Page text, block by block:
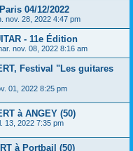
04/12/2022
nov. 28, 2022 4:47 pm
- 11e Édition
nov. 08, 2022 8:16 am
Festival "Les guitares
01, 2022 8:25 pm
à ANGEY (50)
13, 2022 7:35 pm
à Portbail (50)